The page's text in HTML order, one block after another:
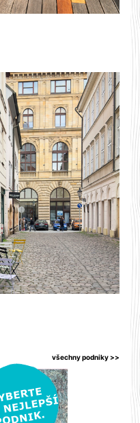
všechny podniky >>